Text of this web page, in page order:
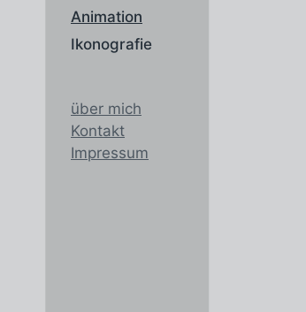
Animation
Ikonografie
über mich
Kontakt
Impressum